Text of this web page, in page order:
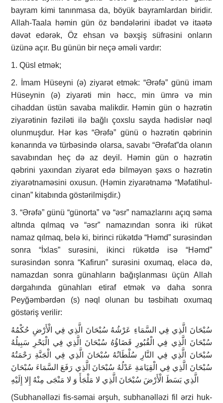
bayram kimi tanınmasa da, böyük bayramlardan biridir.
Allah-Taala həmin gün öz bəndələrini ibadət və itaətə
dəvət edərək, Öz ehsan və bəxşiş süfrəsini onların
üzünə açır. Bu günün bir neçə əməli vardır:
1. Qüsl etmək;
2. İmam Hüseyni (ə) ziyarət etmək: “Ərəfə” günü imam
Hüseynin (ə) ziyarəti min həcc, min ümrə və min
cihaddan üstün savaba malikdir. Həmin gün o həzrətin
ziyarətinin fəziləti ilə bağlı çoxslu sayda hədislər nəql
olunmuşdur. Hər kəs “Ərəfə” günü o həzrətin qəbrinin
kənarında və türbəsində olarsa, savabı “Ərəfat”da olanın
savabından heç də az deyil. Həmin gün o həzrətin
qəbrini yaxından ziyarət edə bilməyən şəxs o həzrətin
ziyarətnaməsini oxusun. (Həmin ziyarətnamə “Məfatihul-
cinan” kitabında göstərilmişdir.)
3. “Ərəfə” günü “günorta” və “əsr” namazlarını açıq səma
altında qılmaq və “əsr” namazından sonra iki rükət
namaz qılmaq, belə ki, birinci rükətdə “Həmd” surəsindən
sonra “İxlas” surəsini, ikinci rükətdə isə “Həmd”
surəsindən sonra “Kafirun” surəsini oxumaq, eləcə də,
namazdan sonra günahların bağışlanması üçün Allah
dərgahında günahları etiraf etmək və daha sonra
Peyğəmbərdən (s) nəql olunan bu təsbihatı oxumaq
göstəriş verilir:
سُبْحَانَ الَّذِي فِي السَّمَاءِ عَرْشُهُ سُبْحَانَ الَّذِي فِي الْأَرْضِ حُكْمُهُ
سُبْحَانَ الَّذِي فِي الْقُبُورِ قَضَاؤُهُ سُبْحَانَ الَّذِي فِي الْبَحْرِ سَبِيلُهُ
سُبْحَانَ الَّذِي فِي النَّارِ سُلْطَانُهُ سُبْحَانَ الَّذِي فِي الْجَنَّةِ رَحْمَتُهُ
سُبْحَانَ الَّذِي فِي الْقِيَامَةِ عَدْلُهُ سُبْحَانَ الَّذِي رَفَعَ السَّمَاءَ سُبْحَانَ
الَّذِي بَسَطَ الْأَرْضَ سُبْحَانَ الَّذِي لا مَلْجَأَ وَ لا مَنْجَى مِنْهُ إِلا إِلَيْهِ
(Subhanəlləzi fis-səmai ər­şuh, subhanəlləzi fil ər­zi huk­